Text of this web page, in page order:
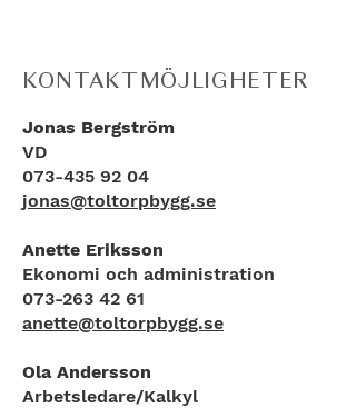
KONTAKTMÖJLIGHETER
Jonas Bergström
VD
073-435 92 04
jonas@toltorpbygg.se
Anette Eriksson
Ekonomi och administration
073-263 42 61
anette@toltorpbygg.se
Ola Andersson
Arbetsledare/Kalkyl